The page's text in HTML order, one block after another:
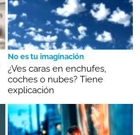
No es tu imaginación
¿Ves caras en enchufes,
coches o nubes? Tiene
explicación